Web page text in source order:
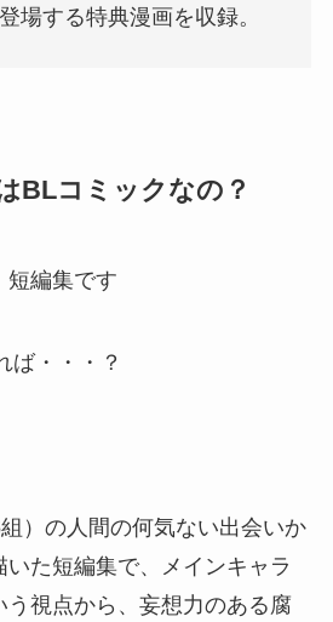
場する特典漫画を収録。
BLコミックなの？
短編集です
ば・・・？
）の人間の何気ない出会いか
いた短編集で、メインキャラ
う視点から、妄想力のある腐